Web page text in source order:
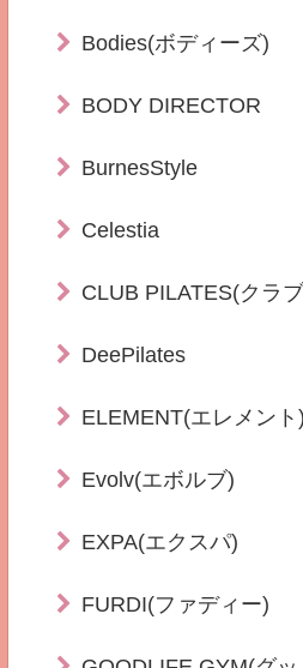
Bodies(ボディーズ)
BODY DIRECTOR
BurnesStyle
Celestia
CLUB PILATES(クラ
DeePilates
ELEMENT(エレメント)
Evolv(エボルブ)
EXPA(エクスパ)
FURDI(ファディー)